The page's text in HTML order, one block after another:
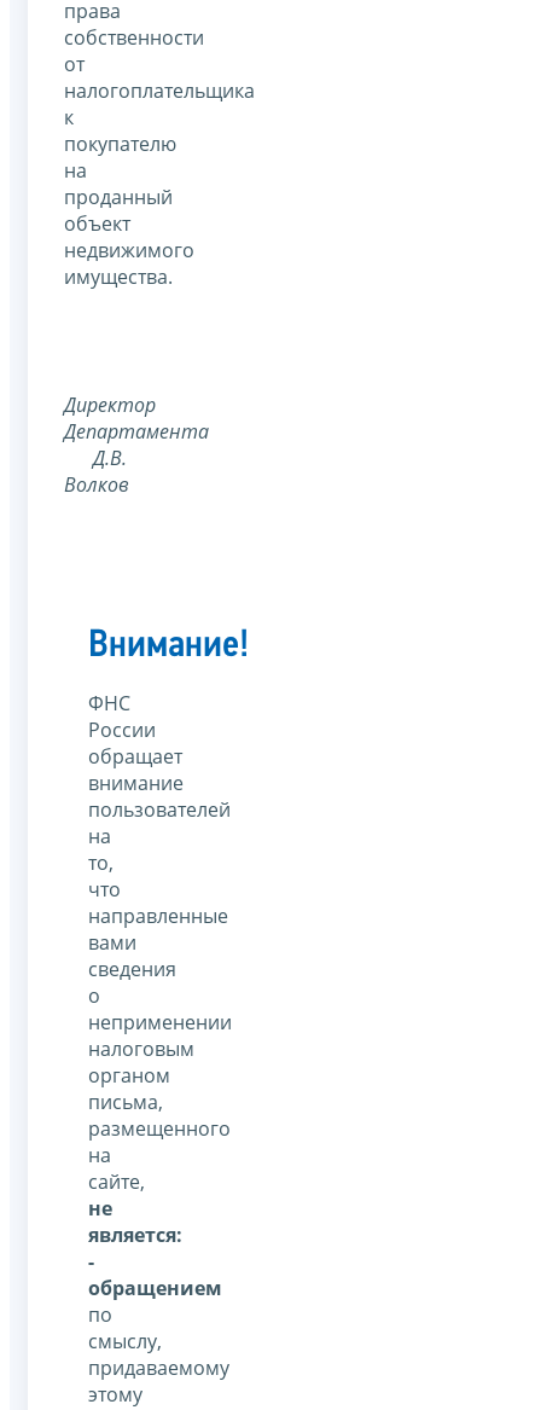
права
собственности
от
налогоплательщика
к
покупателю
на
проданный
объект
недвижимого
имущества.
Директор
Департамента
Д.В.
Волков
Внимание!
ФНС
России
обращает
внимание
пользователей
на
то,
что
направленные
вами
сведения
о
неприменении
налоговым
органом
письма,
размещенного
на
сайте,
не
является:
-
обращением
по
смыслу,
придаваемому
этому